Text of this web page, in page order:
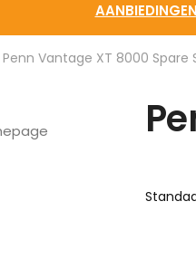
Penn Vantage XT 8000 Spare